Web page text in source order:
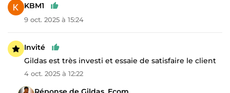
KBM1
9 oct. 2025 à 15:24
Invité
Gildas est très investi et essaie de satisfaire le client
4 oct. 2025 à 12:22